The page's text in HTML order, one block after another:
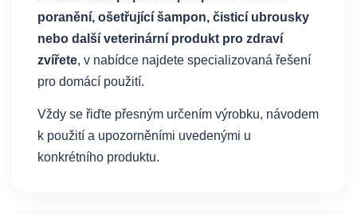
poranění, ošetřující šampon, čisticí ubrousky
nebo další veterinární produkt pro zdraví
zvířete, v nabídce najdete specializovaná řešení
pro domácí použití.
Vždy se řiďte přesným určením výrobku, návodem
k použití a upozorněními uvedenými u
konkrétního produktu.